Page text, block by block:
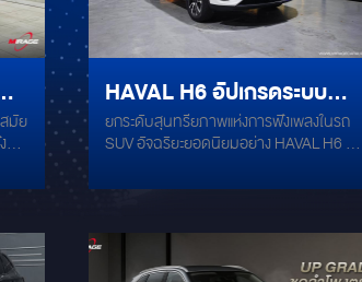
มัย
ริง
ม่
HAVAL H6 อัปเกรดระบบ
เสียงด้วยชุดพลังเบสซ่อนรูป
ยกระดับสุนทรียภาพแห่งการฟังเพลงในรถ
SUV อัจฉริยะยอดนิยมอย่าง HAVAL H6 ให้
การดีไซน์ชุดเครื่องเสียงสูตรพิเศษ "ตู้ซ่อน
อย่างสมบูรณ์แบบ ควบคู่ไปกับการรักษา
เคลื่อนด้วยสมองกลและขุมพลังระดับท็อป